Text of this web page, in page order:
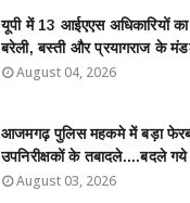
यूपी में 13 आईएएस अधिकारियों
बरेली, बस्ती और प्रयागराज के
August 04, 2026
आजमगढ़ पुलिस महकमे में बड़ा
उपनिरीक्षकों के तबादले....बदले गये
August 03, 2026